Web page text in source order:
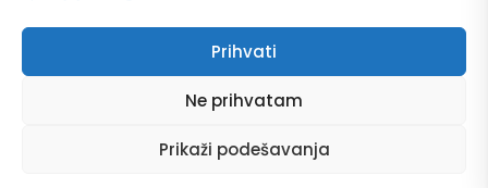
Prihvati
Ne prihvatam
Prikaži podešavanja
Futura Multimedia d.o.o. Tuzla